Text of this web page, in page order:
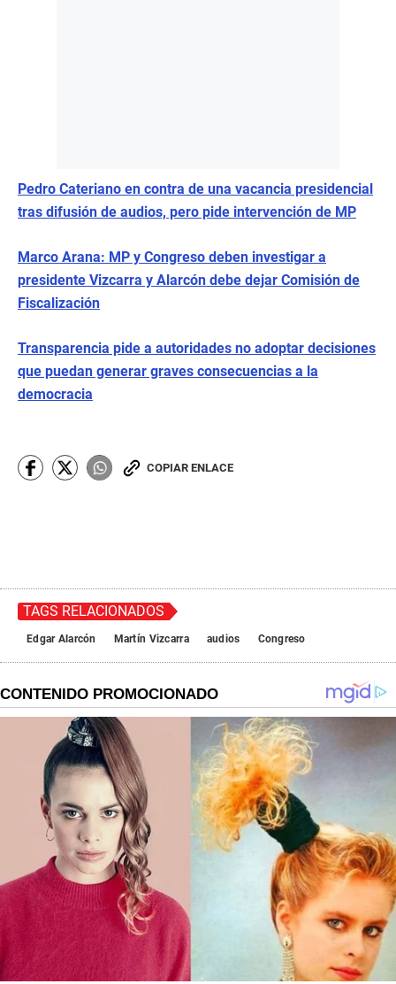
Pedro Cateriano en contra de una vacancia presidencial
tras difusión de audios, pero pide intervención de MP
Marco Arana: MP y Congreso deben investigar a
presidente Vizcarra y Alarcón debe dejar Comisión de
Fiscalización
Transparencia pide a autoridades no adoptar decisiones
que puedan generar graves consecuencias a la
democracia
COPIAR ENLACE
TAGS RELACIONADOS
Edgar Alarcón Martín Vizcarra audios Congreso